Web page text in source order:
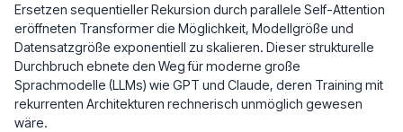
Ersetzen sequentieller Rekursion durch parallele Self-Attention
eröffneten Transformer die Möglichkeit, Modellgröße und
Datensatzgröße exponentiell zu skalieren. Dieser strukturelle
Durchbruch ebnete den Weg für moderne große
Sprachmodelle (LLMs) wie GPT und Claude, deren Training mit
rekurrenten Architekturen rechnerisch unmöglich gewesen
wäre.